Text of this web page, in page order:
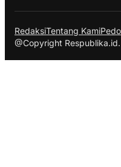
RedaksiTentang Kami
@Copyright